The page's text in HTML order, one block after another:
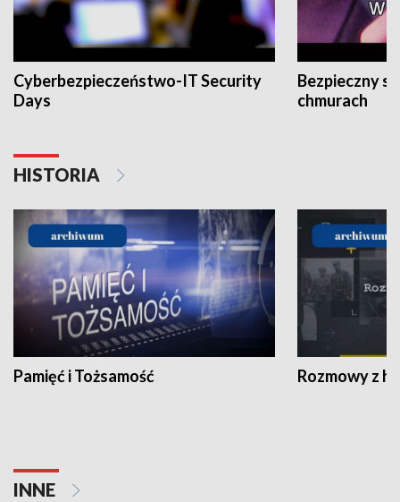
Cyberbezpieczeństwo-IT Security
Days
Bezpieczny
chmurach
HISTORIA
Pamięć i Tożsamość Rozmowy z
INNE